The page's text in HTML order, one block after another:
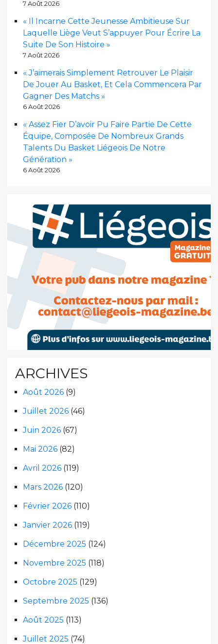
7 Août 2026
« Il Incarne Cette Jeunesse Ambitieuse Sur
Laquelle Liège Veut S’appuyer Pour Écrire La
Suite De Son Histoire »
7 Août 2026
« J’aimerais Simplement Retrouver Le Plaisir
De Jouer Au Basket, Et Cela Commencera Par
Gagner Des Matchs »
6 Août 2026
« Assez Fier D’avoir Pu Faire Partie De Cette
Équipe, Composée De Nombreux Grands
Talents Du Basket Liégeois De Notre
Génération »
6 Août 2026
ARCHIVES
Août 2026 (9)
Juillet 2026 (46)
Juin 2026 (67)
Mai 2026 (82)
Avril 2026 (119)
Mars 2026 (120)
Février 2026 (110)
Janvier 2026 (119)
Décembre 2025 (124)
Novembre 2025 (118)
Octobre 2025 (129)
Septembre 2025 (136)
Août 2025 (113)
Juillet 2025 (74)